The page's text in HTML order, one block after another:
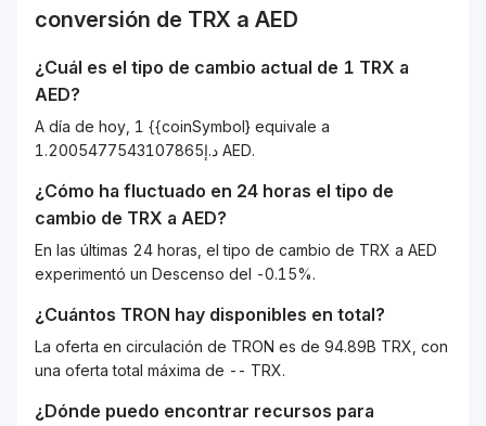
conversión de TRX a AED
¿Cuál es el tipo de cambio actual de 1 TRX a
AED?
A día de hoy, 1 {{coinSymbol} equivale a
د.إ1.2005477543107865 AED.
¿Cómo ha fluctuado en 24 horas el tipo de
cambio de TRX a AED?
En las últimas 24 horas, el tipo de cambio de TRX a AED
experimentó un Descenso del -0.15%.
¿Cuántos TRON hay disponibles en total?
La oferta en circulación de TRON es de 94.89B TRX, con
una oferta total máxima de -- TRX.
¿Dónde puedo encontrar recursos para